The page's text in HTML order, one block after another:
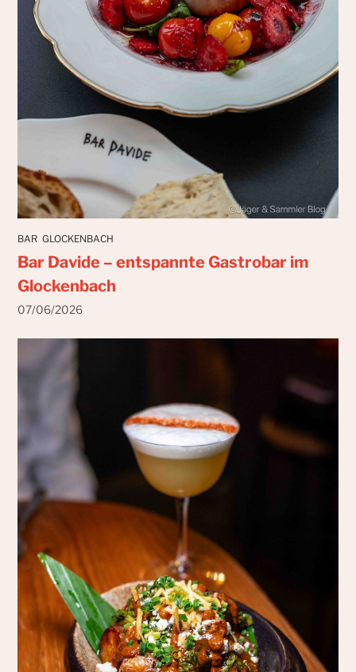
BAR GLOCKENBACH
Bar Davide – entspannte Gastrobar im
Glockenbach
07/06/2026